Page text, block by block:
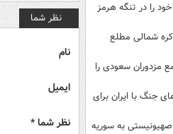
خود را در تنگه هرمز
شمالی مطلع
مزدوران سعودی را
جنگ با ایران برای
به سوریه
نظر شما
نام
ایمیل
نظر شما *